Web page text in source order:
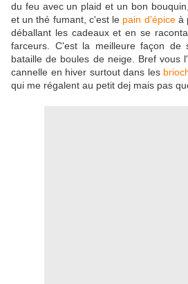
du feu avec un plaid et un bon
et un thé fumant, c'est le pain d'épiceà
déballant les cadeaux et en se
farceurs. C'est la meilleure façon de
bataille de boules de neige. Bref vous
cannelle en hiver surtout dans les
qui me régalent au petit dej mais pas